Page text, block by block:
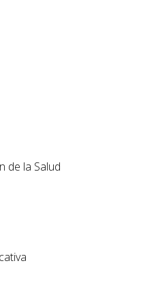
de la Salud